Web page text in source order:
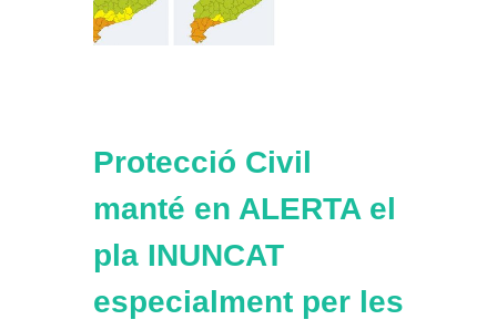
Protecció Civil
manté en ALERTA el
pla INUNCAT
especialment per les